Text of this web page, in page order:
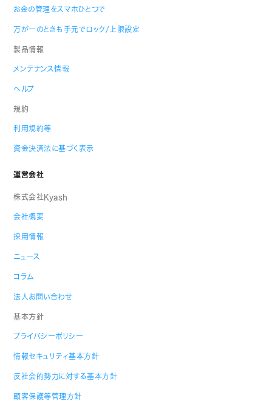
お金の管理をスマホひとつで
万が一のときも手元でロック/上限設定
製品情報
メンテナンス情報
ヘルプ
規約
利用規約等
資金決済法に基づく表示
運営会社
株式会社Kyash
会社概要
採用情報
ニュース
コラム
法人お問い合わせ
基本方針
プライバシーポリシー
情報セキュリティ基本方針
反社会的勢力に対する基本方針
顧客保護等管理方針